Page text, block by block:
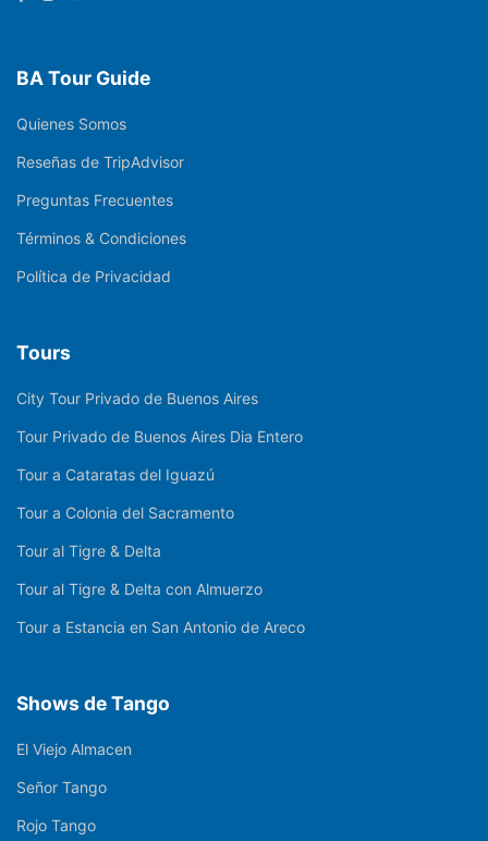
BA Tour Guide
Quienes Somos
Reseñas de TripAdvisor
Preguntas Frecuentes
Términos & Condiciones
Política de Privacidad
Tours
City Tour Privado de Buenos Aires
Tour Privado de Buenos Aires Dia Entero
Tour a Cataratas del Iguazú
Tour a Colonia del Sacramento
Tour al Tigre & Delta
Tour al Tigre & Delta con Almuerzo
Tour a Estancia en San Antonio de Areco
Shows de Tango
El Viejo Almacen
Señor Tango
Rojo Tango